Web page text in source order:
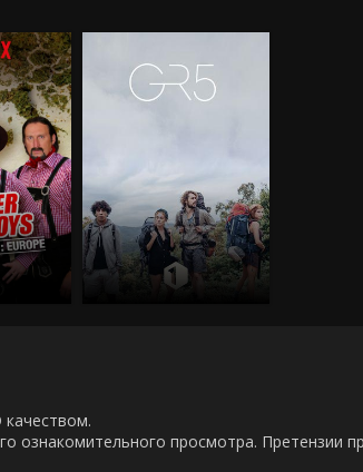
ознакомительного просмотра. Претензии